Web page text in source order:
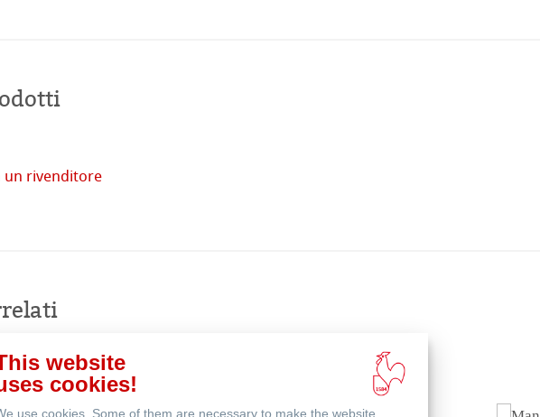
un rivenditore
website
cookies!
use cookies. Some of them are necessary to make the website